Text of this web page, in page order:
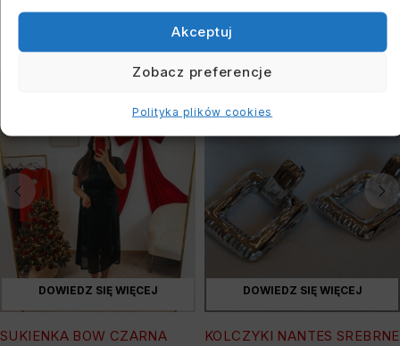
Akceptuj
Zobacz preferencje
Polityka plików cookies
DOWIEDZ SIĘ WIĘCEJ
SUKIENKA BOW CZARNA
WYPRZEDANE
DOWIEDZ SIĘ WIĘCEJ
KOLCZYKI NANTES SREBRNE